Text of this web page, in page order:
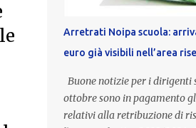
dedicato alle donne vittime di
genere, in linea con la
con l’obiettivo di offrire
supporto in situazioni
provinciale per i docenti è un
Italia: si tratta di una misura
Provincia autonoma di
Arretrati Noipa scuola:
euro già visibili nell’area
Buone notizie per i dirigenti
ottobre sono in pagamento
relativi alla retribuzione di